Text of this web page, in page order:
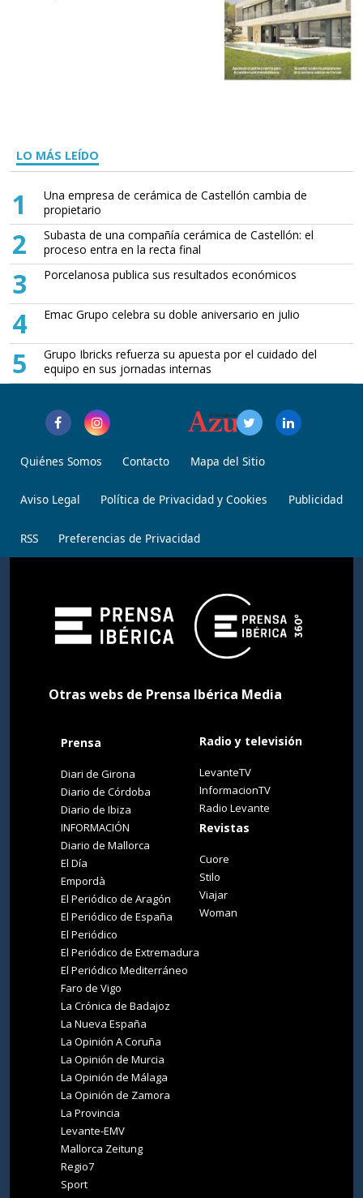
LO MÁS LEÍDO
1
Una empresa de cerámica de Castellón cambia de
propietario
2
Subasta de una compañía cerámica de Castellón: el
proceso entra en la recta final
3 Porcelanosa publica sus resultados económicos
4 Emac Grupo celebra su doble aniversario en julio
5
Grupo Ibricks refuerza su apuesta por el cuidado del
equipo en sus jornadas internas
Quiénes Somos Contacto Mapa del Sitio
Aviso Legal Política de Privacidad y Cookies Publicidad
RSS Preferencias de Privacidad
Otras webs de Prensa Ibérica Media
Prensa
Diari de Girona
Diario de Córdoba
Diario de Ibiza
INFORMACIÓN
Diario de Mallorca
El Día
Empordà
El Periódico de Aragón
El Periódico de España
El Periódico
El Periódico de Extremadura
El Periódico Mediterráneo
Faro de Vigo
La Crónica de Badajoz
La Nueva España
La Opinión A Coruña
La Opinión de Murcia
La Opinión de Málaga
La Opinión de Zamora
La Provincia
Levante-EMV
Mallorca Zeitung
Regio7
Sport
Radio y televisión
LevanteTV
InformacionTV
Radio Levante
Revistas
Cuore
Stilo
Viajar
Woman